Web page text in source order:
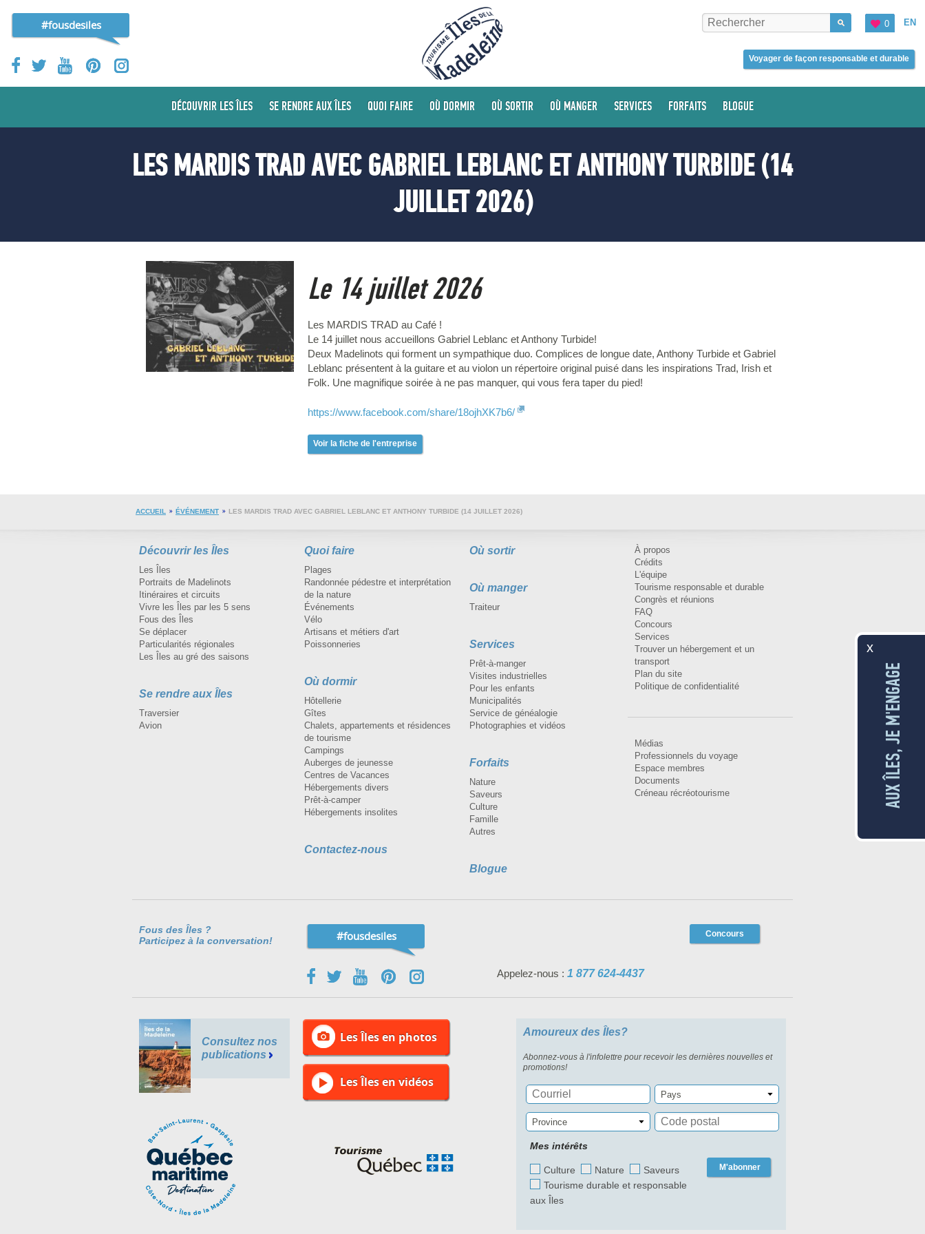
#fousdesiles EN
0
Voyager de façon responsable et durable
DÉCOUVRIR LES ÎLES SE RENDRE AUX ÎLES QUOI FAIRE OÙ DORMIR OÙ SORTIR OÙ MANGER SERVICES FORFAITS BLOGUE
LES MARDIS TRAD AVEC GABRIEL LEBLANC ET ANTHONY TURBIDE (14
JUILLET 2026)
Le 14 juillet 2026
Les MARDIS TRAD au Café !
Le 14 juillet nous accueillons Gabriel Leblanc et Anthony Turbide!
Deux Madelinots qui forment un sympathique duo. Complices de longue date, Anthony Turbide et Gabriel
Leblanc présentent à la guitare et au violon un répertoire original puisé dans les inspirations Trad, Irish et
Folk. Une magnifique soirée à ne pas manquer, qui vous fera taper du pied!
https://www.facebook.com/share/18ojhXK7b6/
Voir la fiche de l'entreprise
ACCUEIL ÉVÉNEMENT LES MARDIS TRAD AVEC GABRIEL LEBLANC ET ANTHONY TURBIDE (14 JUILLET 2026)
Découvrir les Îles
Les Îles
Portraits de Madelinots
Itinéraires et circuits
Vivre les Îles par les 5 sens
Fous des Îles
Se déplacer
Particularités régionales
Les Îles au gré des saisons
Se rendre aux Îles
Traversier
Avion
Quoi faire
Plages
Randonnée pédestre et interprétation
de la nature
Événements
Vélo
Artisans et métiers d'art
Poissonneries
Où dormir
Hôtellerie
Gîtes
Chalets, appartements et résidences
de tourisme
Campings
Auberges de jeunesse
Centres de Vacances
Hébergements divers
Prêt-à-camper
Hébergements insolites
Contactez-nous
Où sortir
Où manger
Traiteur
Services
Prêt-à-manger
Visites industrielles
Pour les enfants
Municipalités
Service de généalogie
Photographies et vidéos
Forfaits
Nature
Saveurs
Culture
Famille
Autres
Blogue
À propos
Crédits
L'équipe
Tourisme responsable et durable
Congrès et réunions
FAQ
Concours
Services
Trouver un hébergement et un
transport
Plan du site
Politique de confidentialité
Médias
Professionnels du voyage
Espace membres
Documents
Créneau récréotourisme
Fous des Îles ?
Participez à la conversation!
#fousdesiles Concours
Appelez-nous : 1 877 624-4437
Consultez nos
publications
Les Îles en photos
Les Îles en vidéos
Amoureux des Îles?
Abonnez-vous à l'infolettre pour recevoir les dernières nouvelles et
promotions!
Pays
Province
Mes intérêts
Culture Nature
Saveurs
Tourisme durable et responsable
aux Îles
M'abonner
x
AUX ÎLES, JE M'ENGAGE